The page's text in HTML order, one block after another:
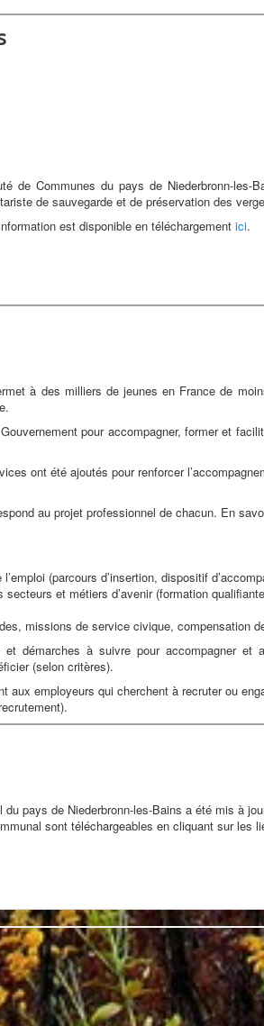
de Communes du pays de Niederbronn-
de sauvegarde et de préservation des
est disponible en téléchargement ici.
à des milliers de jeunes en France de
pour accompagner, former et
ont été ajoutés pour renforcer
au projet professionnel de chacun. En
(parcours d’insertion, dispositif
et métiers d’avenir (formation
missions de service civique, compensation
et démarches à suivre pour accompagner
(selon critères).
aux employeurs qui cherchent à recruter ou
pays de Niederbronn-les-Bains a été mis à
sont téléchargeables en cliquant sur les